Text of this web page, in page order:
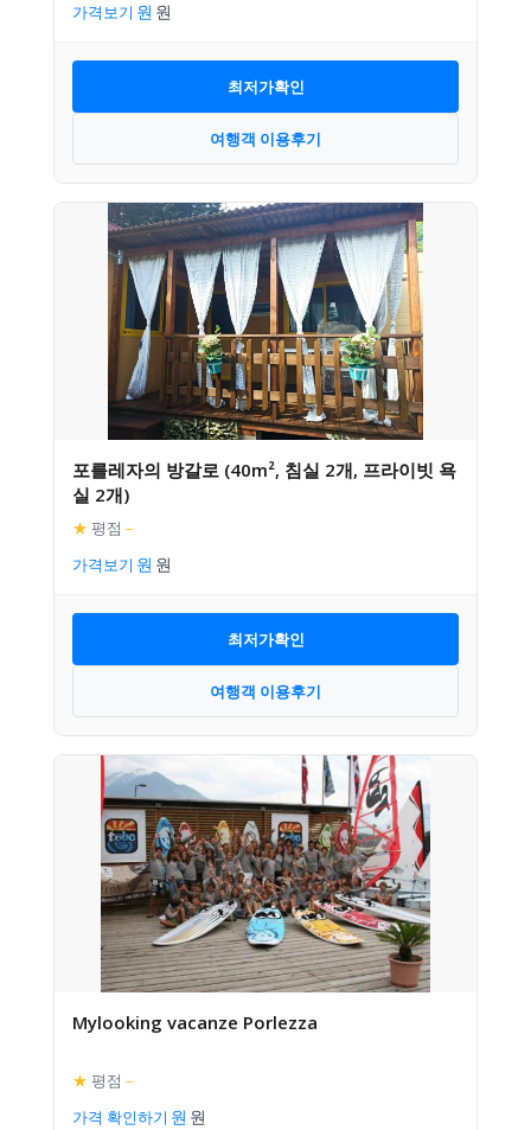
가격보기
최저가확인
여행객 이용후기
포를레자의 방갈로 (40m², 침실 2개, 프라이빗 욕
실 2개)
★ 평점 –
가격보기
최저가확인
여행객 이용후기
Mylooking vacanze Porlezza
★ 평점 –
가격 확인하기